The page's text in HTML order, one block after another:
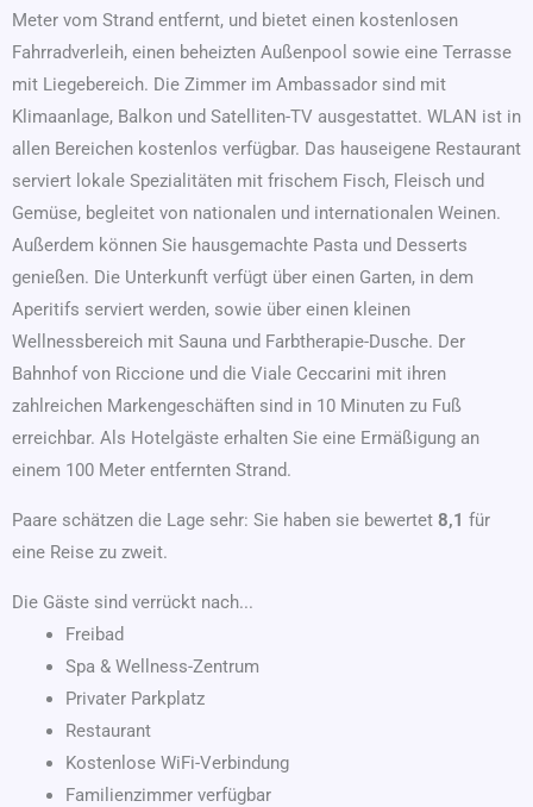
Meter vom Strand entfernt, und bietet einen kostenlosen
Fahrradverleih, einen beheizten Außenpool sowie eine Terrasse
mit Liegebereich. Die Zimmer im Ambassador sind mit
Klimaanlage, Balkon und Satelliten-TV ausgestattet. WLAN ist in
allen Bereichen kostenlos verfügbar. Das hauseigene Restaurant
serviert lokale Spezialitäten mit frischem Fisch, Fleisch und
Gemüse, begleitet von nationalen und internationalen Weinen.
Außerdem können Sie hausgemachte Pasta und Desserts
genießen. Die Unterkunft verfügt über einen Garten, in dem
Aperitifs serviert werden, sowie über einen kleinen
Wellnessbereich mit Sauna und Farbtherapie-Dusche. Der
Bahnhof von Riccione und die Viale Ceccarini mit ihren
zahlreichen Markengeschäften sind in 10 Minuten zu Fuß
erreichbar. Als Hotelgäste erhalten Sie eine Ermäßigung an
einem 100 Meter entfernten Strand.
Paare schätzen die Lage sehr: Sie haben sie bewertet 8,1 für
eine Reise zu zweit.
Die Gäste sind verrückt nach...
Freibad
Spa & Wellness-Zentrum
Privater Parkplatz
Restaurant
Kostenlose WiFi-Verbindung
Familienzimmer verfügbar